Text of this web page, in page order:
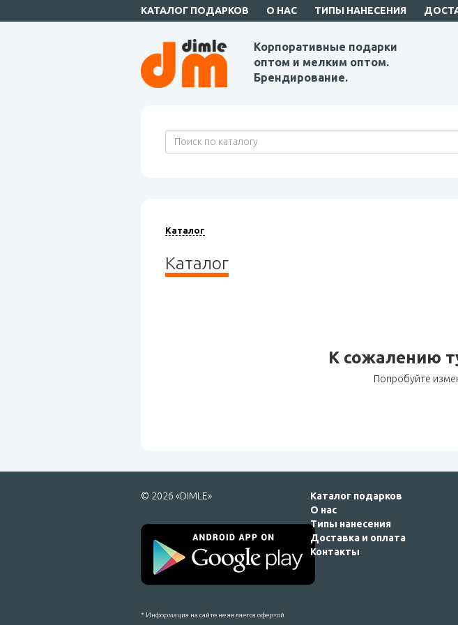
КАТАЛОГ ПОДАРКОВ О НАС ТИПЫ НАНЕСЕНИЯ
Корпоративные подарки
оптом и мелким оптом.
Брендирование.
Каталог
Каталог
К сожалению
Попробуйте
© 2026 «DIMLE»
Каталог подарков
О нас
Типы нанесения
Доставка и оплата
Контакты
* Информация на сайте не является офертой